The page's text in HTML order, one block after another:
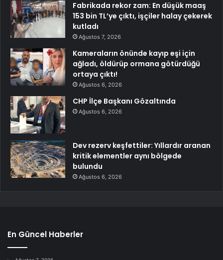
Fabrikada rekor zam: En düşük maaş
153 bin TL’ye çıktı, işçiler halay çekerek
kutladı
Ağustos 7, 2026
Kameraların önünde kayıp eşi için
ağladı, öldürüp ormana götürdüğü
ortaya çıktı!
Ağustos 6, 2026
CHP İlçe Başkanı Gözaltında
Ağustos 6, 2026
Dev rezerv keşfettiler: Yıllardır aranan
kritik elementler aynı bölgede
bulundu
Ağustos 6, 2026
En Güncel Haberler